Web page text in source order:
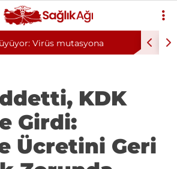
Yılın ilk 6 ayında 10 bini aşkın hasta
KDK
Girdi:
Ücretini Geri